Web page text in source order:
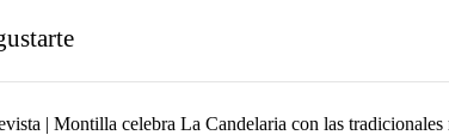
| Montilla celebra La Candelaria con las tradicionales